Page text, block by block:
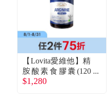
【Lovita愛維他】精
胺酸素食膠囊(120
顆/瓶)
$1,280